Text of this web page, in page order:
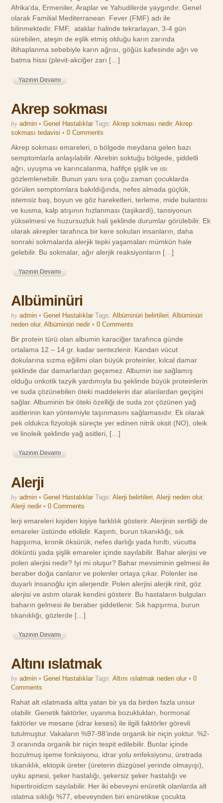
Afrika‘da, Ermeniler, Araplar ve Yahudilerde yaygındır. Genel
olarak Familial Mediterranean Fever (FMF) adı ile
bilinmektedir. FMF, ataklar halinde tekrarlayan, 3-4 gün
sürebilen, ateşin de eşlik etmiş olduğu karın zarında
iltihaplanma sebebiyle karın ağrısı, göğüs kafesinde ağrı ve
batma hissi (plevit-akciğer zarı […]
Yazının Devamı
Akrep sokması
by admin • Genel Hastalıklar Tags:Akrep sokması nedir,Akrep
sokması tedavisi •0 Comments
Akrep sokması emareleri, o bölgede meydana gelen bazı
semptomlarla anlaşılabilir. Akrebin soktuğu bölgede, şiddetli
ağrı, uyuşma ve karıncalanma, hafifçe şişlik ve ısı
gözlemlenebilir. Bunun yanı sıra çoğu zaman çocuklarda
görülen semptomlara bakıldığında, nefes almada güçlük,
istemsiz baş, boyun ve göz hareketleri, terleme, mide bulantısı
ve kusma, kalp atışının hızlanması (taşikardi), tansiyonun
yükselmesi ve huzursuzluk hali şeklinde durumlar görülebilir. Ek
olarak akrepler tarafınca bir kere sokulan insanların, daha
sonraki sokmalarda alerjik tepki yaşamaları mümkün hale
gelebilir. Bu sokmalar, ağır alerjik reaksiyonların […]
Yazının Devamı
Albüminüri
by admin • Genel Hastalıklar Tags:Albüminüri belirtileri,Albüminüri
neden olur,Albüminüri nedir •0 Comments
Bir protein türü olan albumin karaciğer tarafınca günde
ortalama 12 – 14 gr. kadar sentezlenir. Kandan vücut
dokularına sızma eğilimi olan büyük proteinler, kılcal damar
şeklinde dar damarlardan geçemez. Albumin ise sağlamış
olduğu onkotik tazyik yardımıyla bu şeklinde büyük proteinlerin
ve suda çözünebilen öteki maddelerin dar alanlardan geçişini
sağlar. Albuminin bir öteki özelliği de suda zor çözünen yağ
asitlerinin kan yöntemiyle taşınmasını sağlamasıdır. Ek olarak
pek oldukca fizyolojik süreçte yer edinen nitrik oksit (NO), oleik
ve linoleik şeklinde yağ asitleri, […]
Yazının Devamı
Alerji
by admin • Genel Hastalıklar Tags:Alerji belirtileri ,Alerji neden olur,
Alerji nedir •0 Comments
lerji emareleri kişiden kişiye farklılık gösterir. Alerjinin sertliği de
emareler üstünde etkilidir. Kaşıntı, burun tıkanıklığı, sık
hapşırma, kronik öksürük, nefes darlığı yada hırıltı, vücutta
döküntü yada şişlik emareler içinde sayılabilir. Bahar alerjisi ve
polen alerjisi nedir? Iyi mi oluşur? Bahar mevsiminin gelmesi ile
beraber doğa canlanır ve polenler ortaya çıkar. Polenler ise
duyarlı insanoğlu için alerjendir. Polen alerjisi alerjik rinit, göz
alerjisi ve astım olarak kendini gösterir. Bu hastaların bulguları
baharın gelmesi ile beraber şiddetlenir. Sık hapşırma, burun
tıkanıklığı, gözlerde […]
Yazının Devamı
Altını ıslatmak
by admin • Genel Hastalıklar Tags:Altını ıslatmak neden olur •0
Comments
Rahat alt ıslatmada altta yatan bir ya da birden fazla unsur
olabilir. Genetik faktörler, uyanma bozuklukları, hormonal
faktörler ve mesane (idrar kesesi) ile ilgili faktörler görevli
tutulmuştur. Vakaların %97-98’inde organik bir niçin yoktur. %2-
3 oranında organik bir niçin tespit edilebilir. Bunlar içinde
bozulmuş işeme fonksiyonu, idrar yolu enfeksiyonu, üretrada
tıkanıklık, ektopik üreter (üreterin düzgüsel yerinde olmayışı),
uyku apnesi, şeker hastalığı, şekersiz şeker hastalığı ve
hipertiroidizm sayılabilir. Her iki ebeveyni enüretik olanlarda alt
ıslatma sıklığı %77, ebeveynden biri enüretikse çocukta